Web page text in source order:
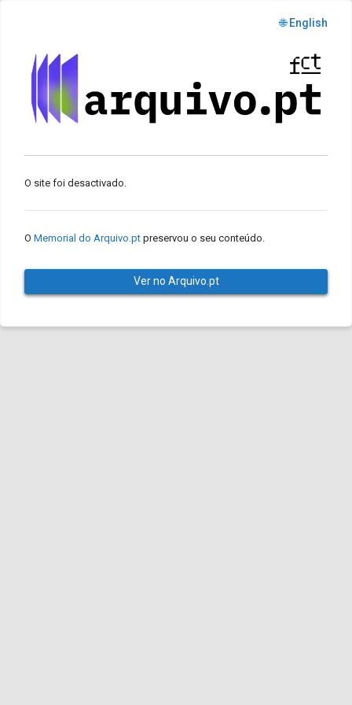
🌐 English
O site foi desactivado.
O Memorial do Arquivo.pt preservou o seu conteúdo.
Ver no Arquivo.pt